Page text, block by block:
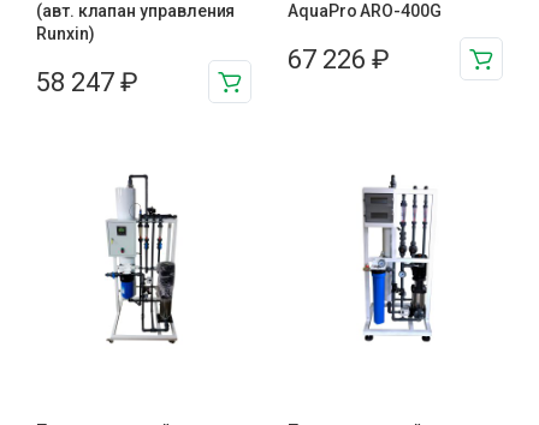
(авт. клапан управления
Runxin)
58 247 ₽
AquaPro ARO-400G
67 226 ₽